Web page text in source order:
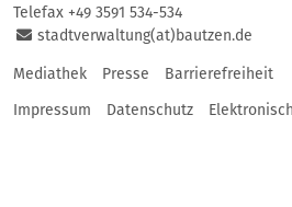
Telefax +49 3591 534-534
stadtverwaltung(at)bautzen.de
Mediathek Presse
Barrierefreiheit
Impressum
Datenschutz